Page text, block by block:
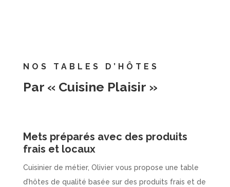
NOS TABLES D’HÔTES
Par « Cuisine Plaisir »
Mets préparés avec des produits
frais et locaux
Cuisinier de métier, Olivier vous propose une table
d’hôtes de qualité basée sur des produits frais et de